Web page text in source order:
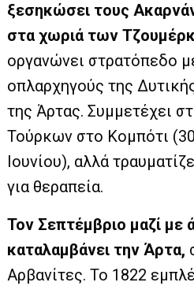
ξεσηκώσει τους
στα χωριά των
οργανώνει στρατόπεδο
οπλαρχηγούς της
της Άρτας. Συμμετέχει
Τούρκων στο Κομπότι
Ιουνίου), αλλά
για θεραπεία.
Τον Σεπτέμβριο μαζί με
καταλαμβάνει την Άρτα,
Αρβανίτες. Το 1822